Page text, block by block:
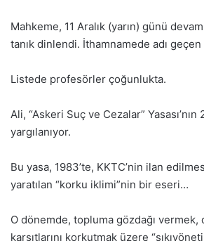
Mahkeme, 11 Aralık (yarın) günü
tanık dinlendi. İthamnamede adı geçen
Listede profesörler çoğunlukta.
Ali, “Askeri Suç ve Cezalar”
yargılanıyor.
Bu yasa, 1983’te, KKTC’nin ilan
yaratılan “korku iklimi”nin bir eseri…
O dönemde, topluma gözdağı vermek,
karşıtlarını korkutmak üzere